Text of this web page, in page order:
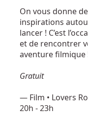
On vous donne
inspirations
lancer ! C’est
et de rencontrer
aventure filmique
Gratuit
— Film • Lovers
20h - 23h